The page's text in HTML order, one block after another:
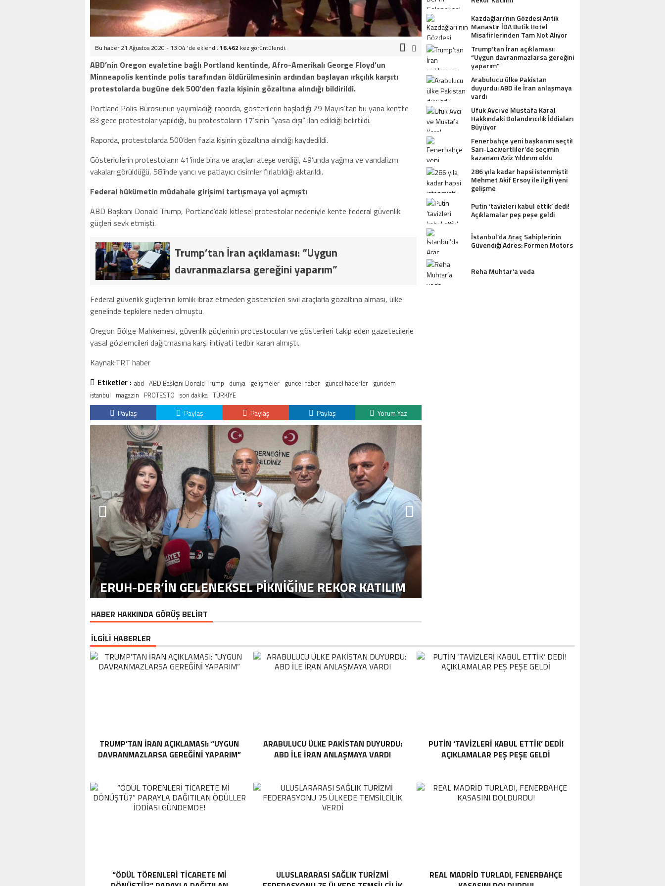
Bu haber 21 Ağustos 2020 - 13:04 'de eklendi. 16.462 kez görüntülendi.
ABD’nin Oregon eyaletine bağlı Portland kentinde, Afro-Amerikalı George Floyd’un
Minneapolis kentinde polis tarafından öldürülmesinin ardından başlayan ırkçılık karşıtı
protestolarda bugüne dek 500’den fazla kişinin gözaltına alındığı bildirildi.
Portland Polis Bürosunun yayımladığı raporda, gösterilerin başladığı 29 Mayıs’tan bu yana kentte
83 gece protestolar yapıldığı, bu protestoların 17’sinin “yasa dışı” ilan edildiği belirtildi.
Raporda, protestolarda 500’den fazla kişinin gözaltına alındığı kaydedildi.
Göstericilerin protestoların 41’inde bina ve araçları ateşe verdiği, 49’unda yağma ve vandalizm
vakaları görüldüğü, 58’inde yancı ve patlayıcı cisimler fırlatıldığı aktarıldı.
Federal hükümetin müdahale girişimi tartışmaya yol açmıştı
ABD Başkanı Donald Trump, Portland’daki kitlesel protestolar nedeniyle kente federal güvenlik
güçleri sevk etmişti.
Trump’tan İran açıklaması: “Uygun
davranmazlarsa gereğini yaparım”
Federal güvenlik güçlerinin kimlik ibraz etmeden göstericileri sivil araçlarla gözaltına alması, ülke
genelinde tepkilere neden olmuştu.
Oregon Bölge Mahkemesi, güvenlik güçlerinin protestocuları ve gösterileri takip eden gazetecilerle
yasal gözlemcileri dağıtmasına karşı ihtiyati tedbir kararı almıştı.
Kaynak:TRT haber
Etiketler : abd ABD Başkanı Donald Trump dünya gelişmeler güncel haber güncel haberler gündem
istanbul magazin PROTESTO son dakika TÜRKİYE
Paylaş Paylaş Paylaş Paylaş Yorum Yaz
ERUH-DER’IN GELENEKSEL PIKNIĞINE REKOR KATILIM
HABER HAKKINDA GÖRÜŞ BELİRT
Kazdağları’nın Gözdesi Antik
Manastır İDA Butik Hotel
Misafirlerinden Tam Not Alıyor
Trump’tan İran açıklaması:
“Uygun davranmazlarsa gereğini
yaparım”
Arabulucu ülke Pakistan
duyurdu: ABD ile İran anlaşmaya
vardı
Ufuk Avcı ve Mustafa Karal
Hakkındaki Dolandırıcılık İddiaları
Büyüyor
Fenerbahçe yeni başkanını seçti!
Sarı-Lacivertliler’de seçimin
kazananı Aziz Yıldırım oldu
286 yıla kadar hapsi istenmişti!
Mehmet Akif Ersoy ile ilgili yeni
gelişme
Putin ‘tavizleri kabul ettik’ dedi!
Açıklamalar peş peşe geldi
İstanbul’da Araç Sahiplerinin
Güvendiği Adres: Formen Motors
Reha Muhtar’a veda
İLGİLİ HABERLER
TRUMP’TAN İRAN AÇIKLAMASI: “UYGUN
DAVRANMAZLARSA GEREĞINI YAPARIM”
ARABULUCU ÜLKE PAKISTAN DUYURDU:
ABD ILE İRAN ANLAŞMAYA VARDI
PUTIN ‘TAVIZLERI KABUL ETTIK’ DEDI!
AÇIKLAMALAR PEŞ PEŞE GELDI
“ÖDÜL TÖRENLERİ TİCARETE Mİ
ULUSLARARASI SAĞLIK TURIZMI
REAL MADRID TURLADI, FENERBAHÇE